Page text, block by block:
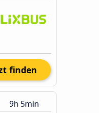
finden
9h 5min